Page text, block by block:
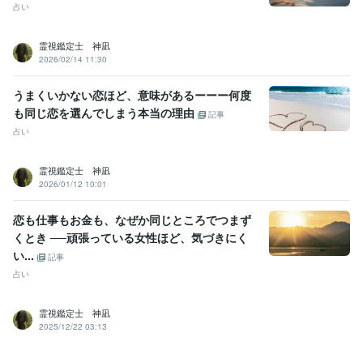
占い
霊視鑑定士 神凪
2026/02/14 11:30
うまくいかない恋ほど、意味があるーーー何度
も同じ恋を選んでしまう本当の理由
記事
占い
霊視鑑定士 神凪
2026/01/12 10:01
恋も仕事もお金も、なぜか同じところでつまず
くとき ──頑張っている女性ほど、気づきにく
い...
記事
占い
霊視鑑定士 神凪
2025/12/22 03:13